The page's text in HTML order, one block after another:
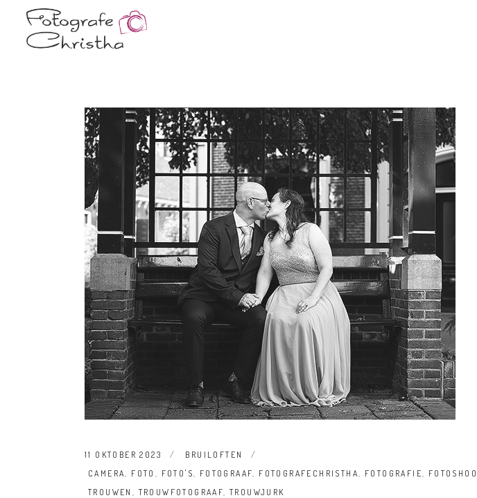
11 OKTOBER 2023
BRUILOFTEN
CAMERA, FOTO , FOTO'S, FOTOGRAAF, FOTOGRAFECHRISTHA, FOTOGRAFIE,
TROUWEN , TROUWFOTOGRAAF,TROUWJURK